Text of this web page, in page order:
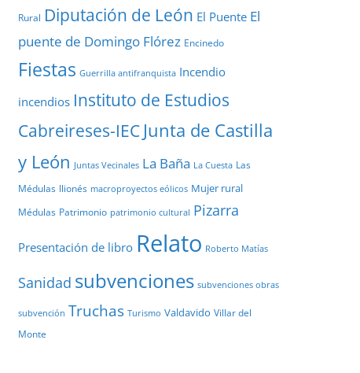
Rural Diputación de León El Puente El
puente de Domingo Flórez Encinedo
Fiestas Guerrilla antifranquista Incendio
incendios Instituto de Estudios
Cabreireses-IEC Junta de Castilla
y León Juntas Vecinales La Baña La Cuesta Las
Médulas llionés macroproyectos eólicos Mujer rural
Médulas Patrimonio patrimonio cultural Pizarra
Presentación de libro Relato Roberto Matías
Sanidad subvenciones subvenciones obras
subvención Truchas Turismo Valdavido Villar del
Monte